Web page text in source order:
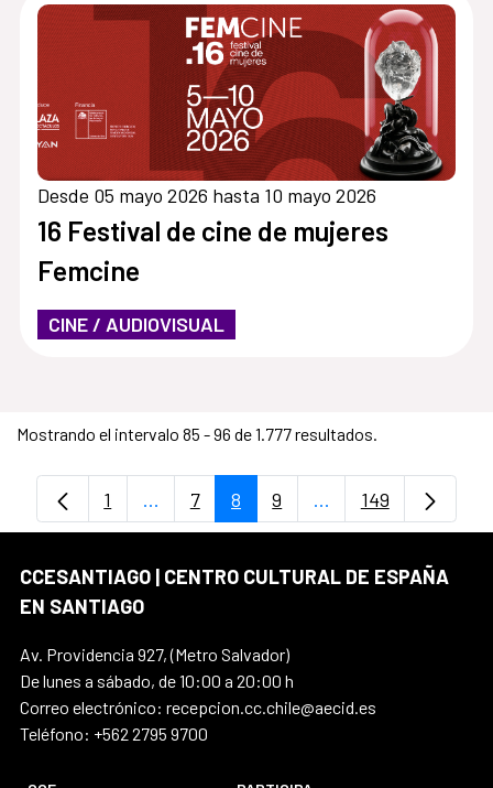
Desde 05 mayo 2026 hasta 10 mayo 2026
16 Festival de cine de mujeres
Femcine
CINE / AUDIOVISUAL
Mostrando el intervalo 85 - 96 de 1.777 resultados.
Página
1 ...Páginas intermedias Use TAB para
Página
7 Página
8 Página
9 ...PáginasPágina
149
CCESANTIAGO | CENTRO CULTURAL DE ESPAÑA
EN SANTIAGO
Av. Providencia 927, (Metro Salvador)
De lunes a sábado, de 10:00 a 20:00 h
Correo electrónico: recepcion.cc.chile@aecid.es
Teléfono: +562 2795 9700